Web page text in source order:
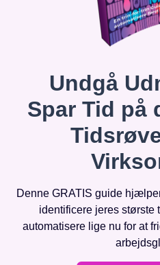
Undgå
Spar Tid på
Denne GRATIS guide
identificere jeres største
automatisere lige nu for at